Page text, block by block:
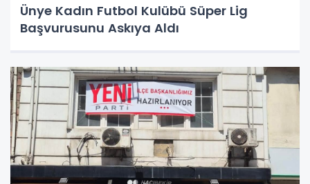
Ünye Kadın Futbol Kulübü Süper Lig
Başvurusunu Askıya Aldı